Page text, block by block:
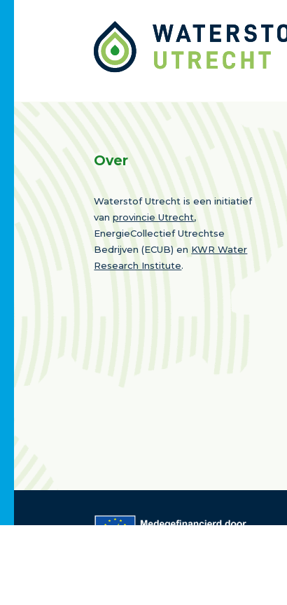
Over
Waterstof Utrecht is een initiatief
vanprovincie Utrecht,
EnergieCollectief Utrechtse
Bedrijven (ECUB) en KWR Water
Research Institute.